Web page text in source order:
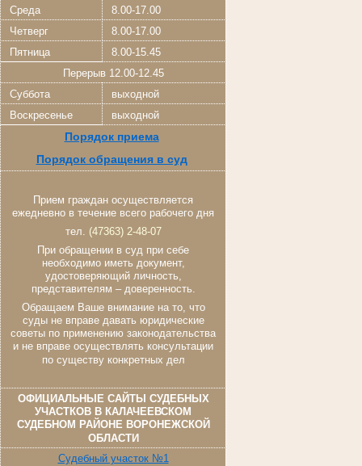
Среда
8.00-17.00
Четверг
8.00-17.00
Пятница
8.00-15.45
Перерыв 12.00-12.45
Суббота
выходной
Воскресенье
выходной
Порядок приема
Порядок обращения в суд
Прием граждан осуществляется
ежедневно в течение всего рабочего дня
тел.
(47363) 2-48-07
При обращении в суд при себе
необходимо иметь документ,
удостоверяющий личность,
представителям – доверенность.
Обращаем Ваше внимание на то, что
суды не вправе давать юридические
советы по применению законодательства
и не вправе осуществлять консультации
по существу конкретных дел
ОФИЦИАЛЬНЫЕ САЙТЫ СУДЕБНЫХ
УЧАСТКОВ В КАЛАЧЕЕВСКОМ
СУДЕБНОМ РАЙОНЕ ВОРОНЕЖСКОЙ
ОБЛАСТИ
Судебный участок №1